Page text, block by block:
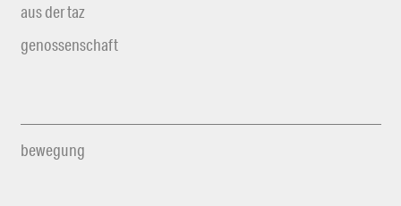
aus der taz
genossenschaft
bewegung